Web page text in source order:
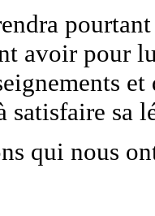
avoir pour
satisfaire sa
qui nous